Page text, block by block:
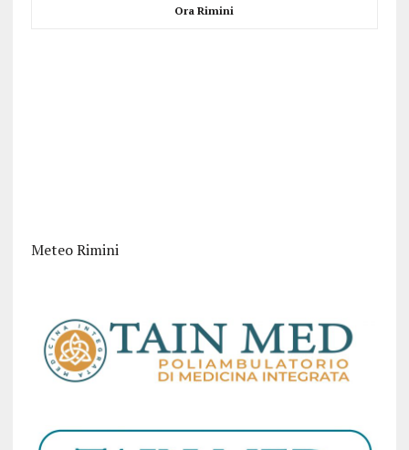
Ora Rimini
Meteo Rimini